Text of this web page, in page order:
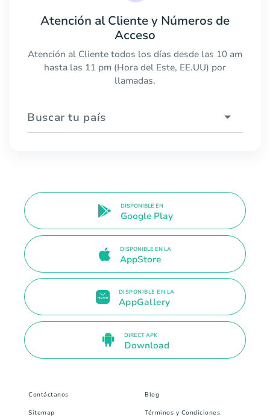
Atención al Cliente y Números de
Acceso
Atención al Cliente todos los días desde las 10 am
hasta las 11 pm (Hora del Este, EE.UU) por
llamadas.
Buscar tu país
DISPONIBLE EN
Google Play
DISPONIBLE EN LA
AppStore
DISPONIBLE EN LA
AppGallery
DIRECT APK
Download
Contáctanos Blog
Sitemap Términos y Condiciones